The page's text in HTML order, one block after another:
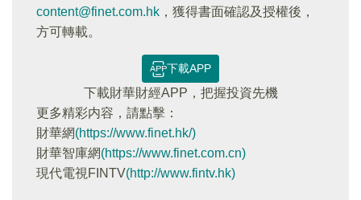
content@finet.com.hk ，獲得書面確認及授權後，
方可轉載。
下載APP
下載財華財經APP，把握投資先機
更多精彩内容，請點擊：
財華網(https://www.finet.hk/)
財華智庫網(https://www.finet.com.cn)
現代電視FINTV(http://www.fintv.hk)